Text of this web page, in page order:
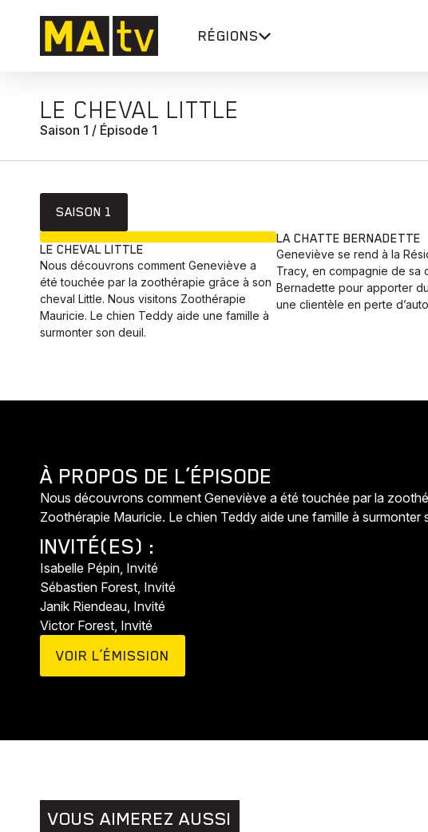
RÉGIONS
LE CHEVAL LITTLE
Saison 1 / Épisode 1
SAISON 1
LE CHEVAL LITTLE
Nous découvrons comment Geneviève a
été touchée par la zoothérapie grâce à son
cheval Little. Nous visitons Zoothérapie
Mauricie. Le chien Teddy aide une famille à
surmonter son deuil.
LA CHATTE BERNADETTE
Geneviève se rend à la
Tracy, en compagnie de sa
Bernadette pour apporter
une clientèle en perte
À PROPOS DE L’ÉPISODE
Nous découvrons comment Geneviève a été touchée par la
Zoothérapie Mauricie. Le chien Teddy aide une famille à surmonter
INVITÉ(ES) :
Isabelle Pépin, Invité
Sébastien Forest, Invité
Janik Riendeau, Invité
Victor Forest, Invité
VOIR L’ÉMISSION
VOUS AIMEREZ AUSSI